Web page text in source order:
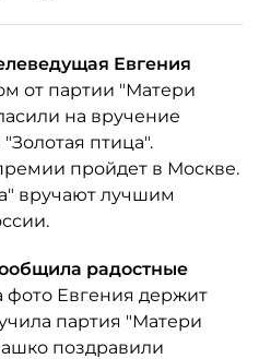
Евгения
от партии "Матери
на вручение
птица".
пройдет в Москве.
вручают лучшим
радостные
фото Евгения держит
партия "Матери
поздравили